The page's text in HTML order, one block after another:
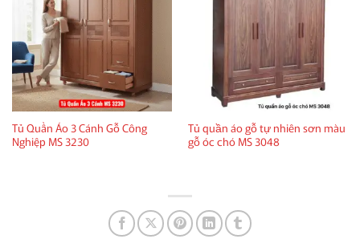
Tủ Quần Áo 3 Cánh Gỗ Công
Nghiệp MS 3230
Tủ quần áo gỗ tự nhiên sơn màu
gỗ óc chó MS 3048